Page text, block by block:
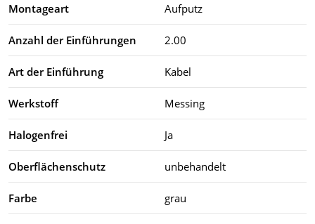
Montageart Aufputz
Anzahl der Einführungen 2.00
Art der Einführung Kabel
Werkstoff Messing
Halogenfrei Ja
Oberflächenschutz unbehandelt
Farbe grau